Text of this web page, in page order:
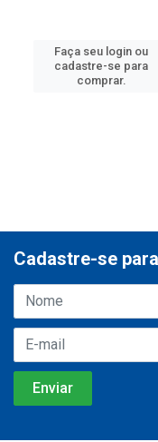
Faça seu login ou
cadastre-se para
comprar.
Cadastre-se